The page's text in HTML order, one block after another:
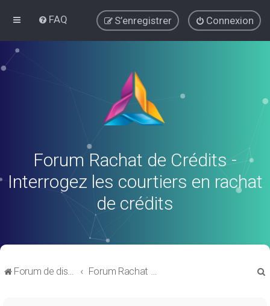
FAQ Connexion
S’enregistrer
Forum Rachat de Crédits -
Interrogez les courtiers en rachat
de crédits
Forum de discussions sur le Regroupement de Crédits et le Rachat de Crédits Forum Rachat de Crédits